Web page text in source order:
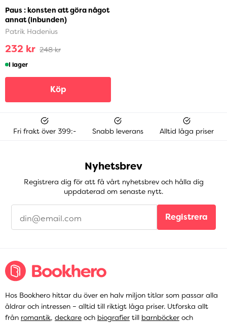
Paus : konsten att göra något
annat (inbunden)
Patrik Hadenius
232 kr 248 kr
I lager
Köp
Fri frakt över 399:- Snabb leverans Alltid låga priser
Nyhetsbrev
Registrera dig för att få vårt nyhetsbrev och hålla dig
uppdaterad om senaste nytt.
Registrera
Hos Bookhero hittar du över en halv miljon titlar som passar alla
åldrar och intressen – alltid till riktigt låga priser. Utforska allt
från romantik, deckare och biografier till barnböcker och